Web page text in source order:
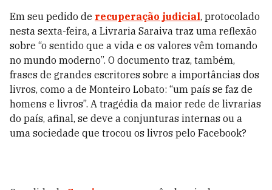
Em seu pedido de recuperação judicial, protocolado
nesta sexta-feira, a Livraria Saraiva traz uma reflexão
sobre “o sentido que a vida e os valores vêm tomando
no mundo moderno”. O documento traz, também,
frases de grandes escritores sobre a importâncias dos
livros, como a de Monteiro Lobato: “um país se faz de
homens e livros”. A tragédia da maior rede de livrarias
do país, afinal, se deve a conjunturas internas ou a
uma sociedade que trocou os livros pelo Facebook?